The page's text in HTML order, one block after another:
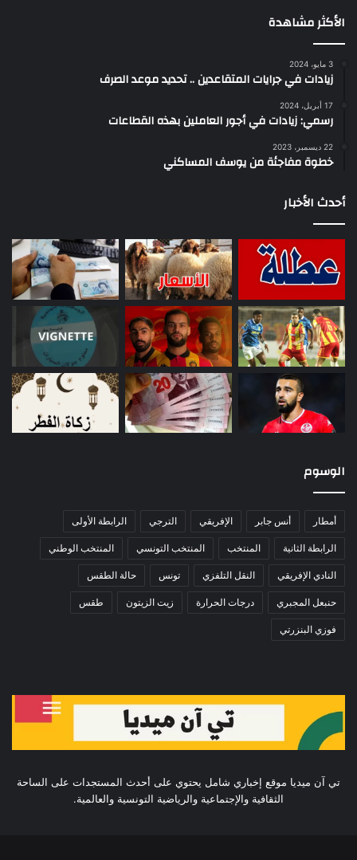
الأكثر مشاهدة
3 مايو، 2024
زيادات في جرايات المتقاعدين .. تحديد موعد الصرف
17 أبريل، 2024
رسمي: زيادات في أجور العاملين بهذه القطاعات
22 ديسمبر، 2023
خطوة مفاجئة من يوسف المساكني
أحدث الأخبار
الوسوم
أمطار أنس جابر الإفريقي الترجي الرابطة الأولى
الرابطة الثانية المنتخب المنتخب التونسي المنتخب الوطني
النادي الإفريقي النقل التلفزي تونس حالة الطقس
حنبعل المجبري درجات الحرارة زيت الزيتون طقس
فوزي البنزرتي
تي آن ميديا موقع إخباري شامل يحتوي على أحدث المستجدات على الساحة
الثقافية والإجتماعية والرياضية التونسية والعالمية.